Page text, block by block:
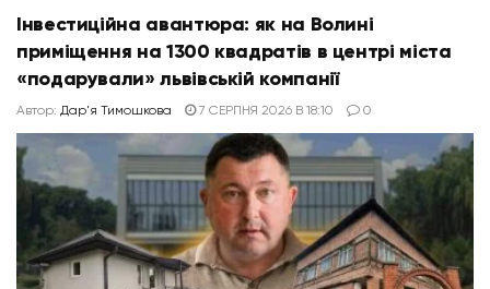
Інвестиційна авантюра: як на Волині
приміщення на 1300 квадратів в центрі міста
«подарували» львівській компанії
Автор: Дар'я Тимошкова 7 СЕРПНЯ 2026 В 18:10 0